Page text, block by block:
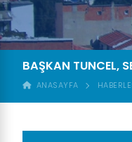
BAŞKAN TUNCEL,
ANASAYFA